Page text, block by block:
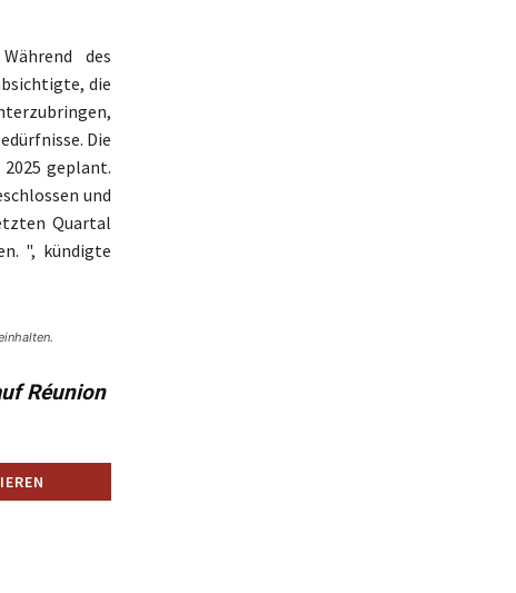
des
die
Die
geplant.
und
Quartal
", kündigte
Réunion